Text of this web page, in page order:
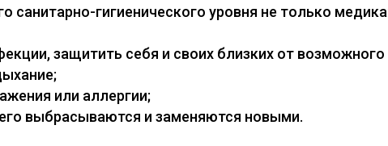
гигиенического уровня не только
защитить себя и своих близких от возможного
или аллергии;
выбрасываются и заменяются новыми.